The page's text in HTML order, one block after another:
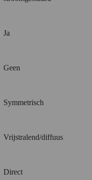
Ja
Geen
Symmetrisch
Vrijstralend/diffuus
Direct